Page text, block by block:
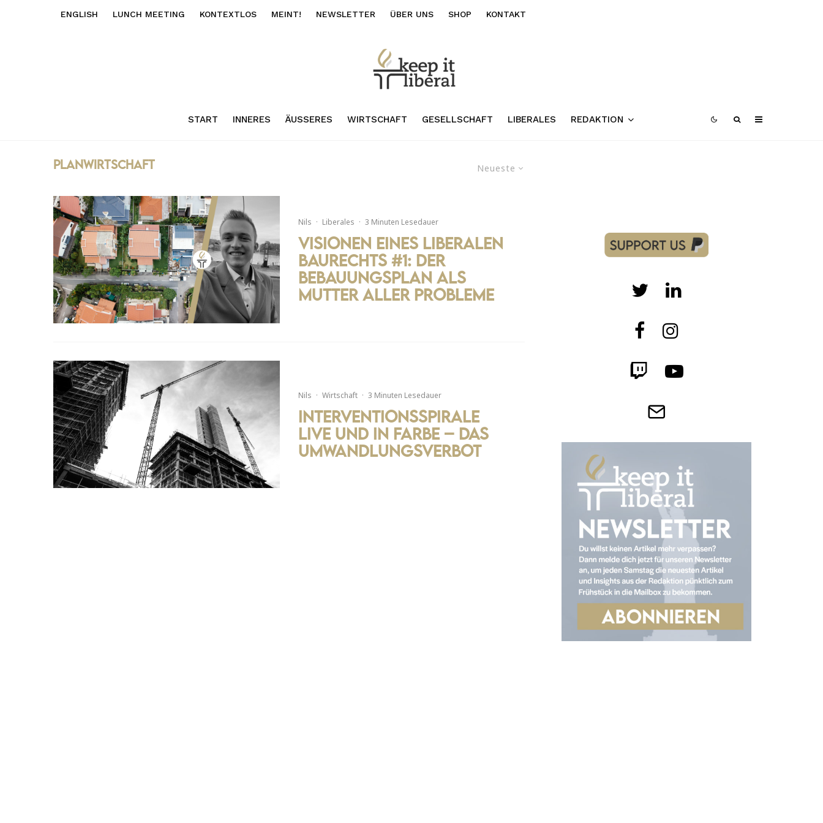
ENGLISH LUNCH MEETING KONTEXTLOS MEINT! NEWSLETTER ÜBER UNS SHOP KONTAKT
START INNERES ÄUSSERES WIRTSCHAFT GESELLSCHAFT LIBERALES REDAKTION
Neueste
planwirtschaft
Nils · Liberales · 3 Minuten Lesedauer
Visionen eines liberalen
Baurechts #1: Der
Bebauungsplan als
Mutter aller Probleme
Nils · Wirtschaft · 3 Minuten Lesedauer
Interventionsspirale
live und in Farbe – Das
Umwandlungsverbot